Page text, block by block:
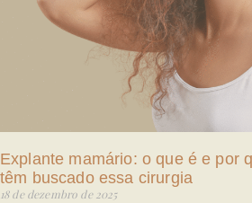
Explante mamário: o que é e por
têm buscado essa cirurgia
18 de dezembro de 2025